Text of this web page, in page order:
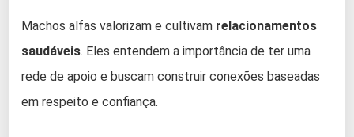
Machos alfas valorizam e cultivam relacionamentos
saudáveis. Eles entendem a importância de ter uma
rede de apoio e buscam construir conexões baseadas
em respeito e confiança.